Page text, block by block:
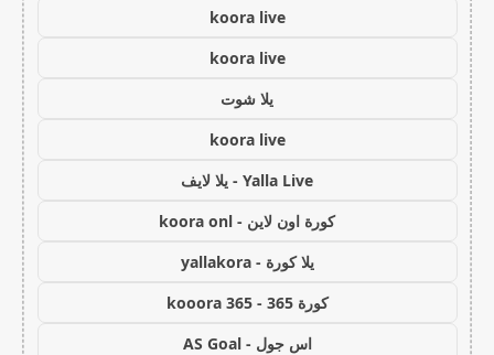
koora live
koora live
يلا شوت
koora live
Yalla Live - يلا لايف
كورة اون لاين - koora onl
يلا كورة - yallakora
كورة 365 - kooora 365
اس جول - AS Goal